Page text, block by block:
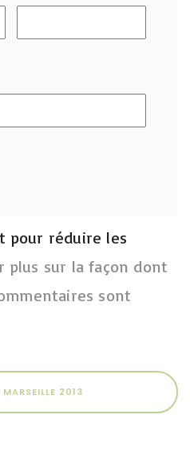
pour réduire les
plus sur la façon dont
sont
2013